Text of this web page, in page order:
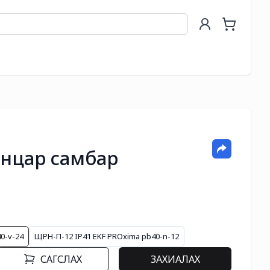
самбар
v-24 ЩРН-П-12 IP41 EKF PROxima pb40-n-12
САГСЛАХ ЗАХИАЛАХ